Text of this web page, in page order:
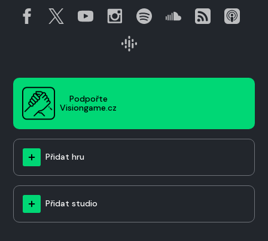
Podpořte
Visiongame.cz
Přidat hru
Přidat studio